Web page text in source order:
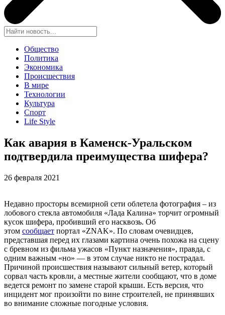
Общество
Политика
Экономика
Происшествия
В мире
Технологии
Культура
Спорт
Life Style
Как авария в Каменск-Уральском
подтвердила преимущества шифера?
26 февраля 2021
Недавно просторы всемирной сети облетела фотография – из
лобового стекла автомобиля «Лада Калина» торчит огромный
кусок шифера, пробивший его насквозь. Об
этом сообщает портал «ZNAK». По словам очевидцев,
представшая перед их глазами картина очень похожа на сцену
с бревном из фильма ужасов «Пункт назначения», правда, с
одним важным «но» — в этом случае никто не пострадал.
Причиной происшествия называют сильный ветер, который
сорвал часть кровли, а местные жители сообщают, что в доме
ведется ремонт по замене старой крыши. Есть версия, что
инцидент мог произойти по вине строителей, не принявших
во внимание сложные погодные условия.